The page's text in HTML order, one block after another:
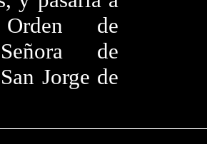
de
de
Jorge de